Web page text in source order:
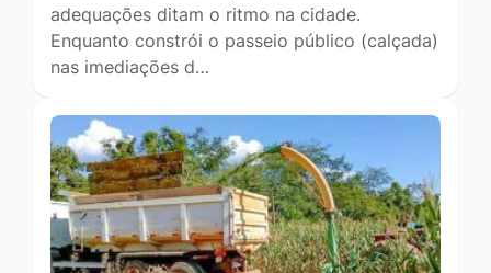
adequações ditam o ritmo na cidade.
Enquanto constrói o passeio público (calçada)
nas imediações d…